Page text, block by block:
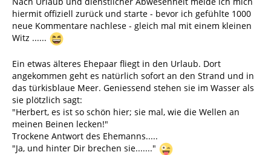
hiermit offiziell zurück und starte - bevor ich gefühlte 1000
neue Kommentare nachlese - gleich mal mit einem kleinen
Witz ......
Ein etwas älteres Ehepaar fliegt in den Urlaub. Dort
angekommen geht es natürlich sofort an den Strand und in
das türkisblaue Meer. Geniessend stehen sie im Wasser als
sie plötzlich sagt:
"Herbert, es ist so schön hier; sie mal, wie die Wellen an
meinen Beinen lecken!"
Trockene Antwort des Ehemanns.....
"Ja, und hinter Dir brechen sie......."